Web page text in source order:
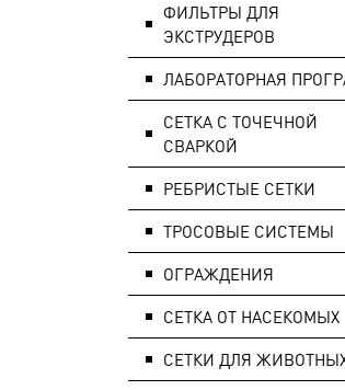
ФИЛЬТРЫ ДЛЯ
ЭКСТРУДЕРОВ
ЛАБОРАТОРНАЯ
СЕТКА С ТОЧЕЧНОЙ
СВАРКОЙ
РЕБРИСТЫЕ СЕТКИ
ТРОСОВЫЕ СИСТЕМЫ
ОГРАЖДЕНИЯ
СЕТКА ОТ НАСЕКОМЫХ
СЕТКИ ДЛЯ